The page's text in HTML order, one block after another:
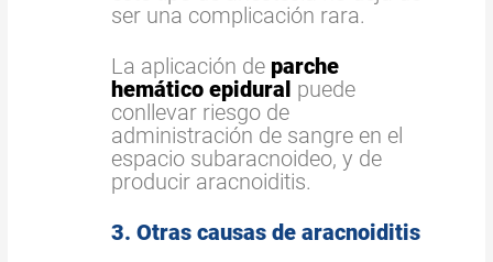
ser una complicación rara.
La aplicación de parche
hemático epidural puede
conllevar riesgo de
administración de sangre en el
espacio subaracnoideo, y de
producir aracnoiditis.
3. Otras causas de aracnoiditis